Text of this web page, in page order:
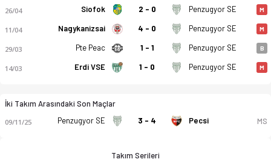
26/04 Siofok 2 - 0 Penzugyor SE M
11/04 Nagykanizsai 4 - 0 Penzugyor SE M
29/03 Pte Peac 1 - 1 Penzugyor SE B
14/03 Erdi VSE 1 - 0 Penzugyor SE M
İki Takım Arasındaki Son Maçlar
09/11/25 Penzugyor SE 3 - 4 Pecsi MS
Takım Serileri